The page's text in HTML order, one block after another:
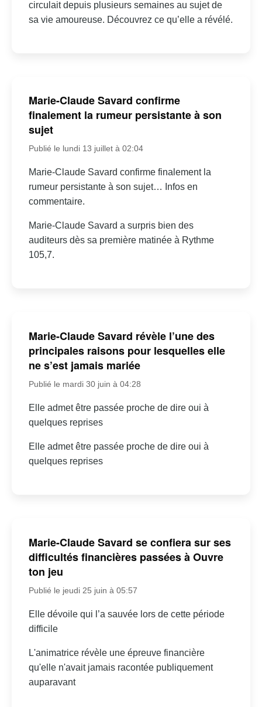
circulait depuis plusieurs semaines au sujet de
sa vie amoureuse. Découvrez ce qu’elle a révélé.
Marie-Claude Savard confirme
finalement la rumeur persistante à son
sujet
Publié le lundi 13 juillet à 02:04
Marie-Claude Savard confirme finalement la
rumeur persistante à son sujet… Infos en
commentaire.
Marie-Claude Savard a surpris bien des
auditeurs dès sa première matinée à Rythme
105,7.
Marie-Claude Savard révèle l’une des
principales raisons pour lesquelles elle
ne s’est jamais mariée
Publié le mardi 30 juin à 04:28
Elle admet être passée proche de dire oui à
quelques reprises
Elle admet être passée proche de dire oui à
quelques reprises
Marie-Claude Savard se confiera sur ses
difficultés financières passées à Ouvre
ton jeu
Publié le jeudi 25 juin à 05:57
Elle dévoile qui l’a sauvée lors de cette période
difficile
L'animatrice révèle une épreuve financière
qu'elle n'avait jamais racontée publiquement
auparavant